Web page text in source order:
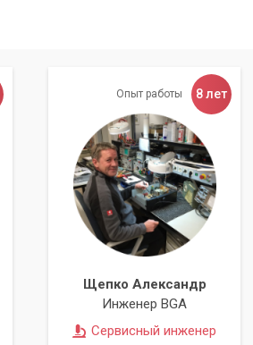
Опыт работы 8 лет
Щепко Александр
Инженер BGA
Сервисный инженер